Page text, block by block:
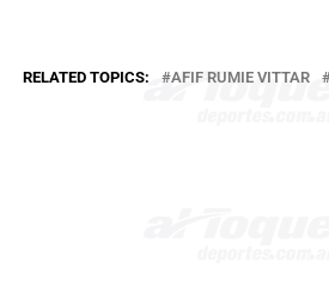
RELATED TOPICS: AFIF RUMIE VITTAR